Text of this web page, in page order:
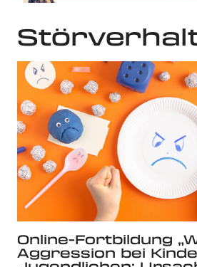
Online-Fortbildung
Aggression bei